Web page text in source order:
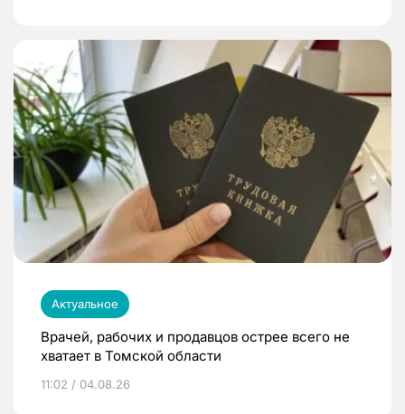
Актуальное
Врачей, рабочих и продавцов острее всего не
хватает в Томской области
11:02 / 04.08.26